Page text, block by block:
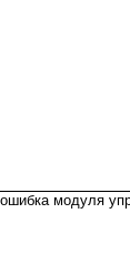
модуля